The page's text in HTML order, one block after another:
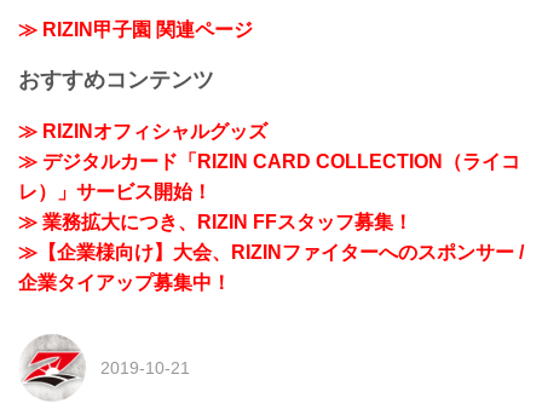
≫ RIZIN甲子園 関連ページ
おすすめコンテンツ
≫ RIZINオフィシャルグッズ
≫ デジタルカード「RIZIN CARD COLLECTION（ライコ
レ）」サービス開始！
≫ 業務拡大につき、RIZIN FFスタッフ募集！
≫【企業様向け】大会、RIZINファイターへのスポンサー /
企業タイアップ募集中！
2019-10-21